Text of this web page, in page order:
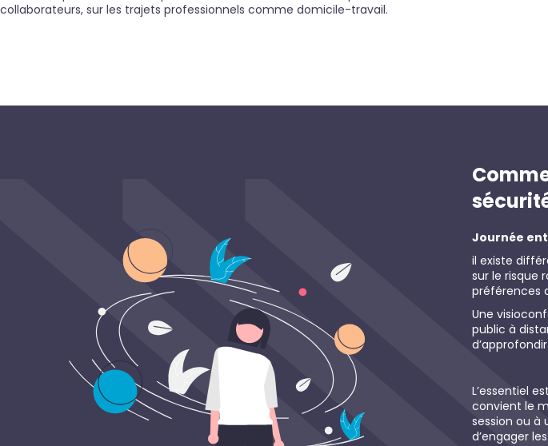
collaborateurs, sur les trajets professionnels comme domicile-travail.
Journée
il existe
sur le risque
préférences
Une
public à
L’essentiel
convient le
session ou à
d’engager